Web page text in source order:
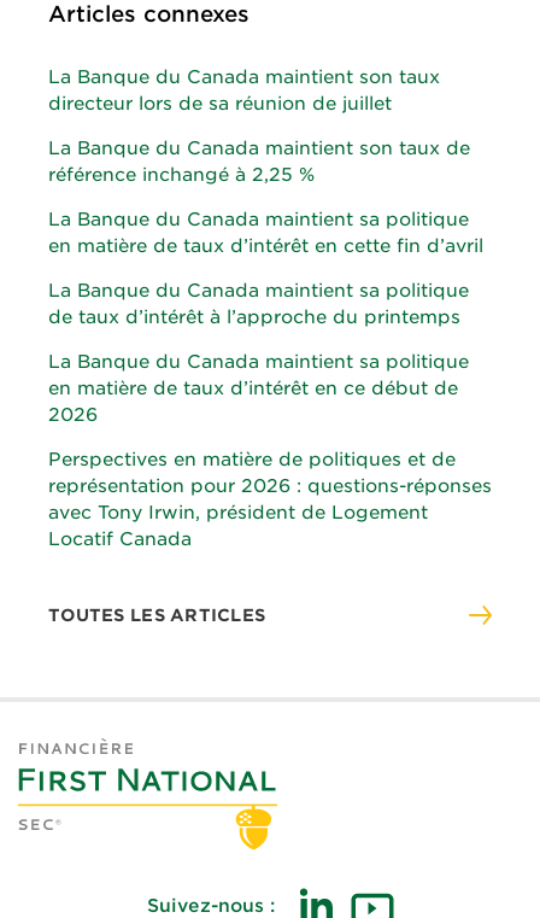
Articles connexes
La Banque du Canada maintient son taux
directeur lors de sa réunion de juillet
La Banque du Canada maintient son taux de
référence inchangé à 2,25 %
La Banque du Canada maintient sa politique
en matière de taux d’intérêt en cette fin d’avril
La Banque du Canada maintient sa politique
de taux d’intérêt à l’approche du printemps
La Banque du Canada maintient sa politique
en matière de taux d’intérêt en ce début de
2026
Perspectives en matière de politiques et de
représentation pour 2026 : questions-réponses
avec Tony Irwin, président de Logement
Locatif Canada
TOUTES LES ARTICLES
Suivez-nous :